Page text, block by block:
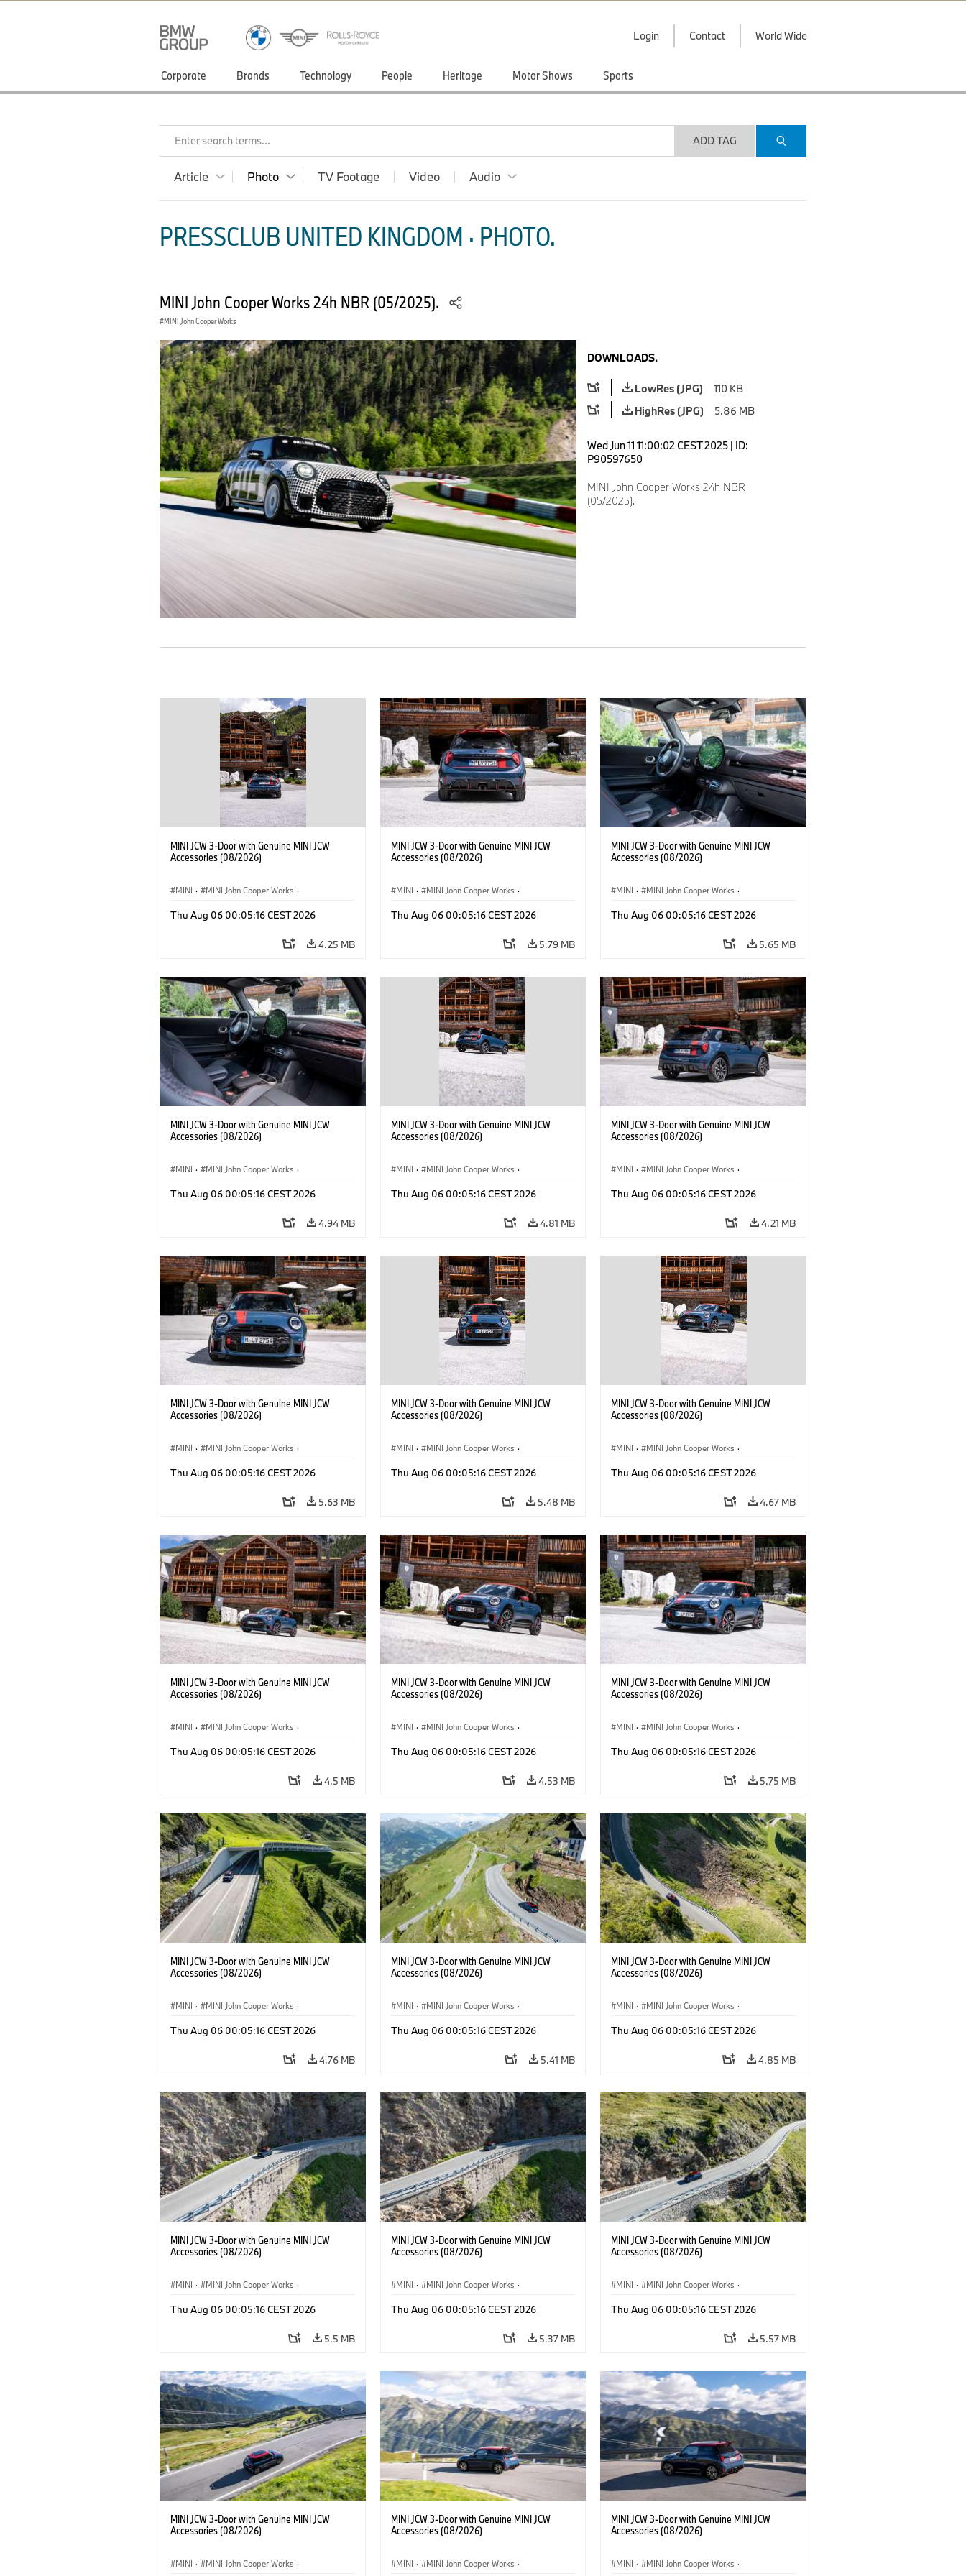
Login Contact World Wide
Corporate Brands Technology People Heritage Motor Shows Sports
Enter search terms... ADD TAG
Article Photo TV Footage Video Audio
PRESSCLUB UNITED KINGDOM · PHOTO.
MINI John Cooper Works 24h NBR (05/2025).
MINI John Cooper Works
DOWNLOADS.
LowRes (JPG)
110 KB
HighRes (JPG)
5.86 MB
Wed Jun 11 11:00:02 CEST 2025 | ID:
P90597650
MINI John Cooper Works 24h NBR
(05/2025).
MINI JCW 3-Door with Genuine MINI JCW
Accessories (08/2026)
MINI · MINI John Cooper Works ·
Optional Extras, Accessories
Thu Aug 06 00:05:16 CEST 2026
4.25 MB
MINI JCW 3-Door with Genuine MINI JCW
Accessories (08/2026)
MINI · MINI John Cooper Works ·
Optional Extras, Accessories
Thu Aug 06 00:05:16 CEST 2026
5.79 MB
MINI JCW 3-Door with Genuine MINI JCW
Accessories (08/2026)
MINI · MINI John Cooper Works ·
Optional Extras, Accessories
Thu Aug 06 00:05:16 CEST 2026
5.65 MB
MINI JCW 3-Door with Genuine MINI JCW
Accessories (08/2026)
MINI · MINI John Cooper Works ·
Optional Extras, Accessories
Thu Aug 06 00:05:16 CEST 2026
4.94 MB
MINI JCW 3-Door with Genuine MINI JCW
Accessories (08/2026)
MINI · MINI John Cooper Works ·
Optional Extras, Accessories
Thu Aug 06 00:05:16 CEST 2026
4.81 MB
MINI JCW 3-Door with Genuine MINI JCW
Accessories (08/2026)
MINI · MINI John Cooper Works ·
Optional Extras, Accessories
Thu Aug 06 00:05:16 CEST 2026
4.21 MB
MINI JCW 3-Door with Genuine MINI JCW
Accessories (08/2026)
MINI · MINI John Cooper Works ·
Optional Extras, Accessories
Thu Aug 06 00:05:16 CEST 2026
5.63 MB
MINI JCW 3-Door with Genuine MINI JCW
Accessories (08/2026)
MINI · MINI John Cooper Works ·
Optional Extras, Accessories
Thu Aug 06 00:05:16 CEST 2026
5.48 MB
MINI JCW 3-Door with Genuine MINI JCW
Accessories (08/2026)
MINI · MINI John Cooper Works ·
Optional Extras, Accessories
Thu Aug 06 00:05:16 CEST 2026
4.67 MB
MINI JCW 3-Door with Genuine MINI JCW
Accessories (08/2026)
MINI · MINI John Cooper Works ·
Optional Extras, Accessories
Thu Aug 06 00:05:16 CEST 2026
4.5 MB
MINI JCW 3-Door with Genuine MINI JCW
Accessories (08/2026)
MINI · MINI John Cooper Works ·
Optional Extras, Accessories
Thu Aug 06 00:05:16 CEST 2026
4.53 MB
MINI JCW 3-Door with Genuine MINI JCW
Accessories (08/2026)
MINI · MINI John Cooper Works ·
Optional Extras, Accessories
Thu Aug 06 00:05:16 CEST 2026
5.75 MB
MINI JCW 3-Door with Genuine MINI JCW
Accessories (08/2026)
MINI · MINI John Cooper Works ·
Optional Extras, Accessories
Thu Aug 06 00:05:16 CEST 2026
4.76 MB
MINI JCW 3-Door with Genuine MINI JCW
Accessories (08/2026)
MINI · MINI John Cooper Works ·
Optional Extras, Accessories
Thu Aug 06 00:05:16 CEST 2026
5.41 MB
MINI JCW 3-Door with Genuine MINI JCW
Accessories (08/2026)
MINI · MINI John Cooper Works ·
Optional Extras, Accessories
Thu Aug 06 00:05:16 CEST 2026
4.85 MB
MINI JCW 3-Door with Genuine MINI JCW
Accessories (08/2026)
MINI · MINI John Cooper Works ·
Optional Extras, Accessories
Thu Aug 06 00:05:16 CEST 2026
5.5 MB
MINI JCW 3-Door with Genuine MINI JCW
Accessories (08/2026)
MINI · MINI John Cooper Works ·
Optional Extras, Accessories
Thu Aug 06 00:05:16 CEST 2026
5.37 MB
MINI JCW 3-Door with Genuine MINI JCW
Accessories (08/2026)
MINI · MINI John Cooper Works ·
Optional Extras, Accessories
Thu Aug 06 00:05:16 CEST 2026
5.57 MB
MINI JCW 3-Door with Genuine MINI JCW
Accessories (08/2026)
MINI · MINI John Cooper Works ·
MINI JCW 3-Door with Genuine MINI JCW
Accessories (08/2026)
MINI · MINI John Cooper Works ·
MINI JCW 3-Door with Genuine MINI JCW
Accessories (08/2026)
MINI · MINI John Cooper Works ·